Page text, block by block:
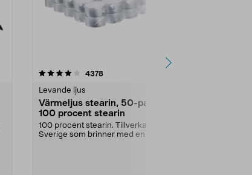
4378recensioner
Levande ljus
Värmeljus stearin, 50-pack,
100 procent stearin
100 procent stearin. Tillverkade i
Sverige som brinner med en
4.5av 5 stjärnor